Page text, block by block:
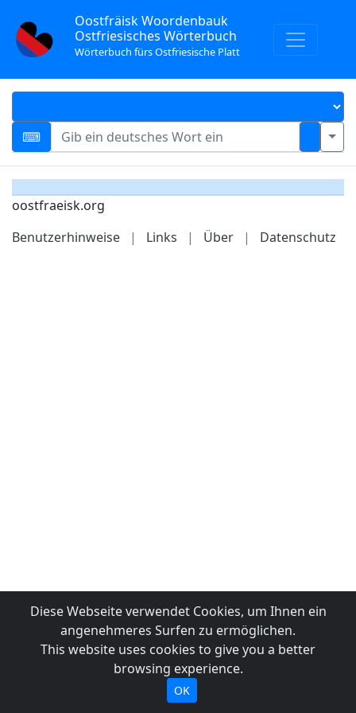
Oostfräisk Woordenbauk
Ostfriesisches Wörterbuch
Wörterbuch fürs Ostfriesische Platt
oostfraeisk.org
Benutzerhinweise
| Links | Über | Datenschutz
Diese Webseite verwendet Cookies, um Ihnen ein
angenehmeres Surfen zu ermöglichen.
This website uses cookies to give you a better
browsing experience.
OK